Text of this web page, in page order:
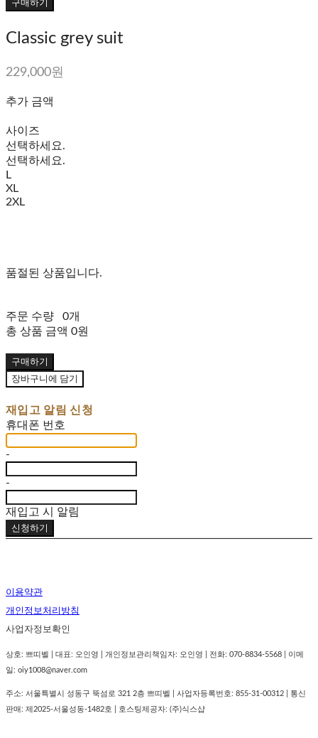
구매하기
Classic grey suit
229,000원
추가 금액
사이즈
선택하세요.
선택하세요.
L
XL
2XL
품절된 상품입니다.
주문 수량
0개
총 상품 금액 0원
구매하기
장바구니에 담기
재입고 알림 신청
휴대폰 번호
-
-
재입고 시 알림
신청하기
이용약관
개인정보처리방침
사업자정보확인
상호: 쁘띠벨 | 대표: 오인영 | 개인정보관리책임자: 오인영 | 전화: 070-8834-5568 | 이메
일: oiy1008@naver.com
주소: 서울특별시 성동구 뚝섬로 321 2층 쁘띠벨 | 사업자등록번호: 855-31-00312 | 통신
판매: 제2025-서울성동-1482호 | 호스팅제공자: (주)식스샵